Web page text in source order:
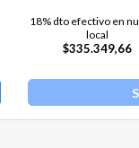
18% dto efectivo en
local
$335.349,66